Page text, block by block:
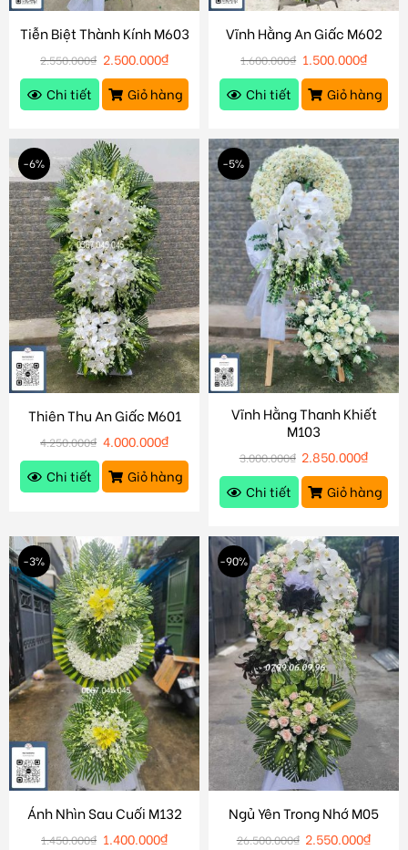
Tiễn Biệt Thành Kính M603
2.550.000₫ 2.500.000₫
Chi tiết
Giỏ hàng
Vĩnh Hằng An Giấc M602
1.600.000₫ 1.500.000₫
Chi tiết
Giỏ hàng
-6%
Thiên Thu An Giấc M601
4.250.000₫ 4.000.000₫
Chi tiết
Giỏ hàng
-5%
Vĩnh Hằng Thanh Khiết
M103
3.000.000₫ 2.850.000₫
Chi tiết
Giỏ hàng
-3%
Ánh Nhìn Sau Cuối M132
1.450.000₫ 1.400.000₫
-90%
Ngủ Yên Trong Nhớ M05
26.500.000₫ 2.550.000₫